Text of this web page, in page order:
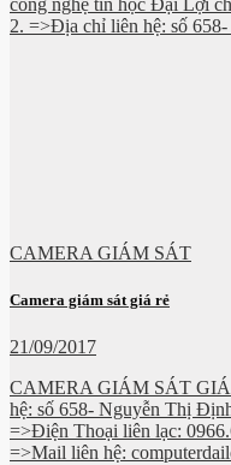
công nghệ tin học Đại Lợi
2. =>Địa chỉ liên hệ: số
CAMERA GIÁM SÁT
Camera giám sát giá rẻ
21/09/2017
CAMERA GIÁM SÁT
hệ: số 658- Nguyễn Thị
=>Điện Thoại liên lạc:
=>Mail liên hệ: